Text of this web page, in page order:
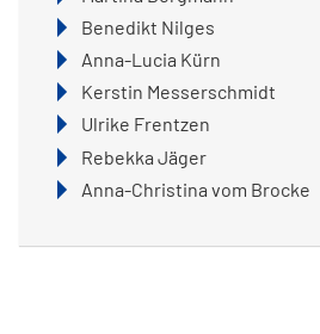
Benedikt Nilges
Anna-Lucia Kürn
Kerstin Messerschmidt
Ulrike Frentzen
Rebekka Jäger
Anna-Christina vom Brocke